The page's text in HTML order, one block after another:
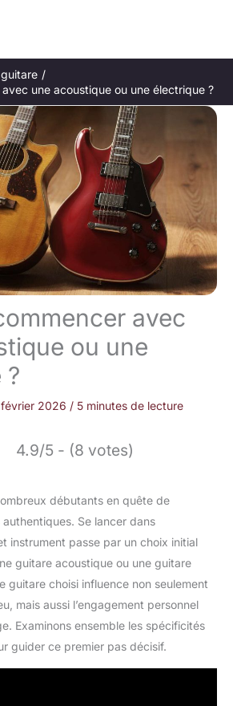
une acoustique ou une électrique ?
avec
ou une
?
2026 / 5 minutes de lecture
4.9/5 - (8 votes)
débutants en quête de
authentiques. Se lancer dans
instrument passe par un choix initial
guitare acoustique ou une guitare
guitare choisi influence non seulement
mais aussi l’engagement personnel
Examinons ensemble les spécificités
guider ce premier pas décisif.